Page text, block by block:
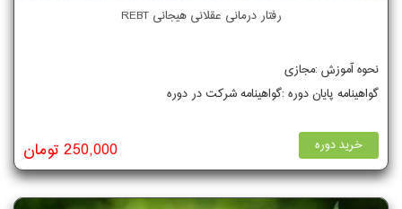
رفتار درمانی عقلانی هیجانی REBT
نحوه آموزش :مجازی
گواهینامه پایان دوره :گواهینامه شرکت در دوره
خرید دوره 250,000 تومان